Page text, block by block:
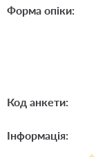
Форма опіки:
Код анкети:
Інформація: